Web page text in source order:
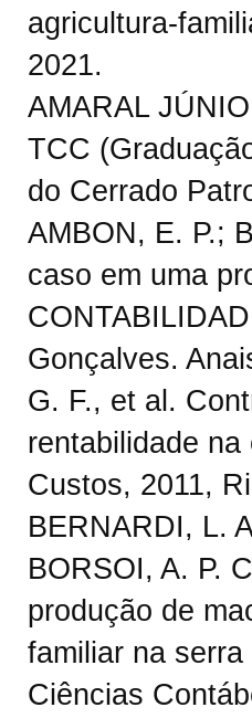
agricultura-
2021.
AMARAL
TCC
do Cerrado
AMBON, E. P.;
caso em uma
Gonçalves.
G. F., et al.
rentabilidade
Custos, 2011,
BERNARDI, L.
BORSOI, A. P.
produção de
familiar na
Ciências